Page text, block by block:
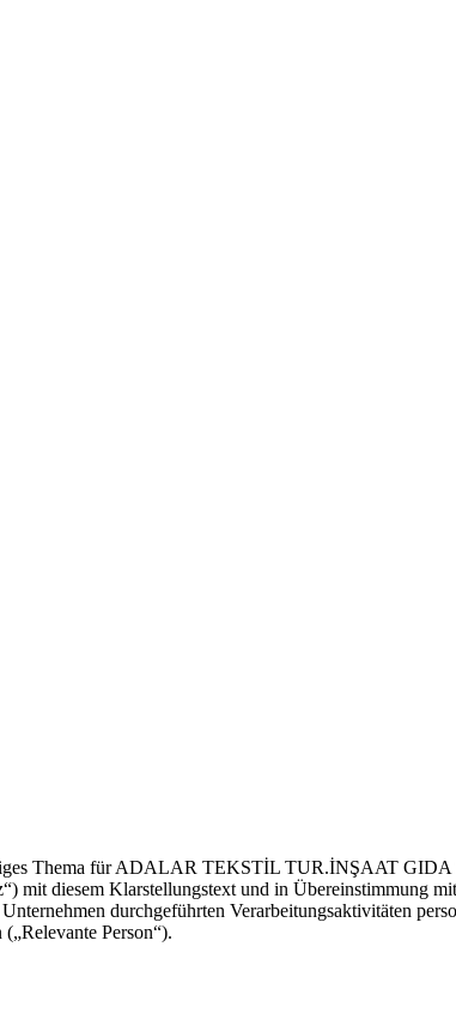
Thema für ADALAR TEKSTİL TUR.İNŞAAT
diesem Klarstellungstext und in Übereinstimmung
durchgeführten Verarbeitungsaktivitäten
Person“).